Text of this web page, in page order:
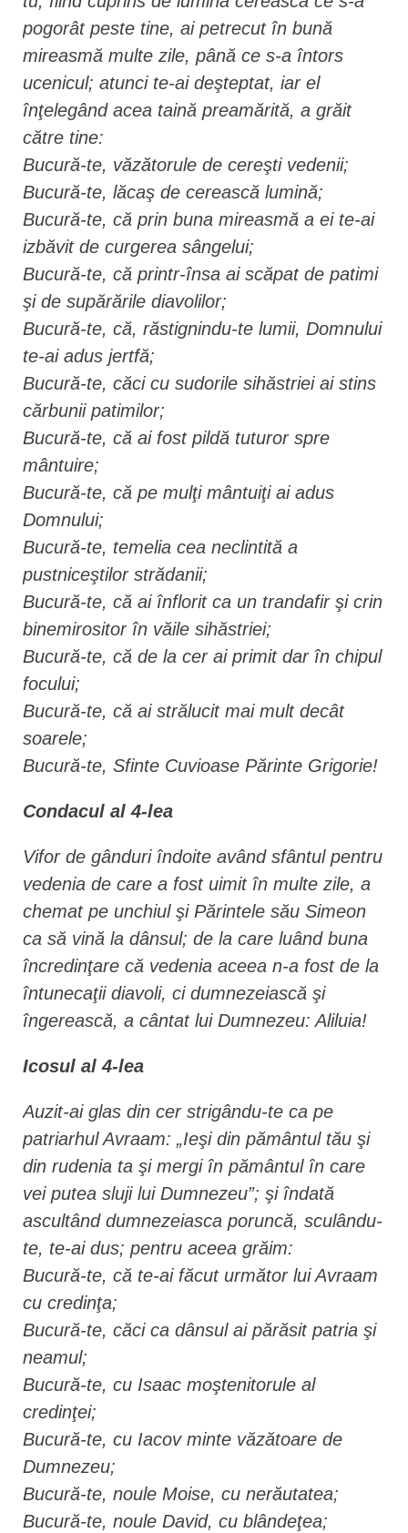
pogorât peste tine, ai petrecut în bună
mireasmă multe zile, până ce s-a întors
ucenicul; atunci te-ai deşteptat, iar el
înţelegând acea taină preamărită, a grăit
către tine:
Bucură-te, văzătorule de cereşti vedenii;
Bucură-te, lăcaş de cerească lumină;
Bucură-te, că prin buna mireasmă a ei te-ai
izbăvit de curgerea sângelui;
Bucură-te, că printr-însa ai scăpat de patimi
şi de supărările diavolilor;
Bucură-te, că, răstignindu-te lumii, Domnului
te-ai adus jertfă;
Bucură-te, căci cu sudorile sihăstriei ai stins
cărbunii patimilor;
Bucură-te, că ai fost pildă tuturor spre
mântuire;
Bucură-te, că pe mulţi mântuiţi ai adus
Domnului;
Bucură-te, temelia cea neclintită a
pustniceştilor strădanii;
Bucură-te, că ai înflorit ca un trandafir şi crin
binemirositor în văile sihăstriei;
Bucură-te, că de la cer ai primit dar în chipul
focului;
Bucură-te, că ai strălucit mai mult decât
soarele;
Bucură-te, Sfinte Cuvioase Părinte Grigorie!
Condacul al 4-lea
Vifor de gânduri îndoite având sfântul pentru
vedenia de care a fost uimit în multe zile, a
chemat pe unchiul şi Părintele său Simeon
ca să vină la dânsul; de la care luând buna
încredinţare că vedenia aceea n-a fost de la
întunecaţii diavoli, ci dumnezeiască şi
îngerească, a cântat lui Dumnezeu: Aliluia!
Icosul al 4-lea
Auzit-ai glas din cer strigându-te ca pe
patriarhul Avraam: „Ieşi din pământul tău şi
din rudenia ta şi mergi în pământul în care
vei putea sluji lui Dumnezeu”; şi îndată
ascultând dumnezeiasca poruncă, sculându-
te, te-ai dus; pentru aceea grăim:
Bucură-te, că te-ai făcut următor lui Avraam
cu credinţa;
Bucură-te, căci ca dânsul ai părăsit patria şi
neamul;
Bucură-te, cu Isaac moştenitorule al
credinţei;
Bucură-te, cu Iacov minte văzătoare de
Dumnezeu;
Bucură-te, noule Moise, cu nerăutatea;
Bucură-te, noule David, cu blândeţea;